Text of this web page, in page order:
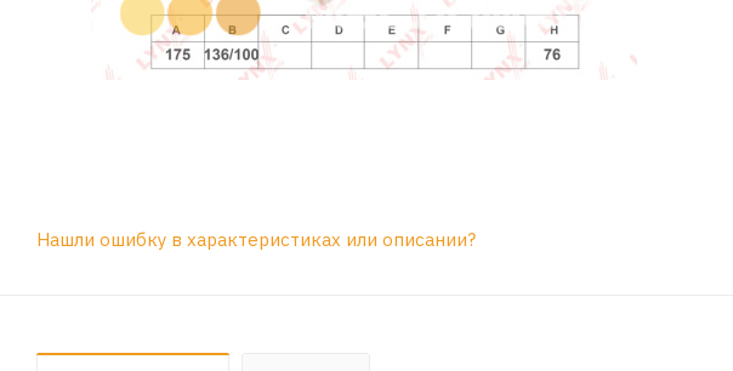
Нашли ошибку в характеристиках или описании?